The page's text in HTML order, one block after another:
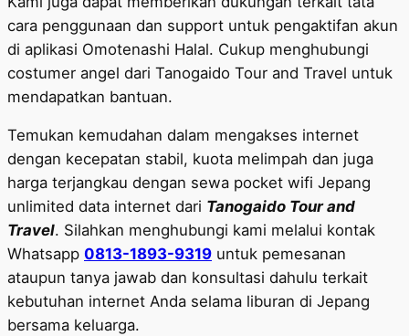
cara penggunaan dan support untuk pengaktifan akun
di aplikasi Omotenashi Halal. Cukup menghubungi
costumer angel dari Tanogaido Tour and Travel untuk
mendapatkan bantuan.
Temukan kemudahan dalam mengakses internet
dengan kecepatan stabil, kuota melimpah dan juga
harga terjangkau dengan sewa pocket wifi Jepang
unlimited data internet dari Tanogaido Tour and
Travel. Silahkan menghubungi kami melalui kontak
Whatsapp 0813-1893-9319 untuk pemesanan
ataupun tanya jawab dan konsultasi dahulu terkait
kebutuhan internet Anda selama liburan di Jepang
bersama keluarga.